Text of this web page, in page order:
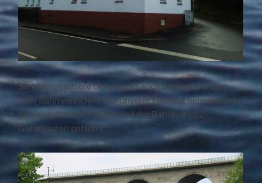
Sie können unsere Unterkunft auch bequem per Bus
oder Bahn erreichen. Vor unserer Haustür befindet sich
die Bushaltestelle Türbel und der Bahnhof ist 2
Gehminuten entfernt.